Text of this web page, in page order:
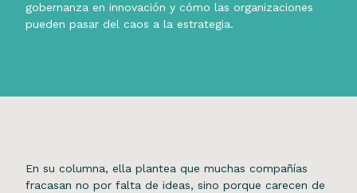
gobernanza en innovación y cómo las organizaciones
pueden pasar del caos a la estrategia.
En su columna, ella plantea que muchas compañías
fracasan no por falta de ideas, sino porque carecen de